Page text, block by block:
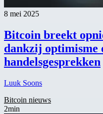
8 mei 2025
Bitcoin breekt
dankzij optimisme
handelsgesprekken
Luuk Soons
Bitcoin nieuws
2min